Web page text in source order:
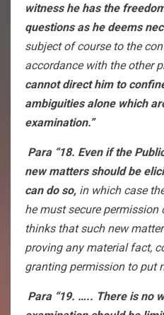
witness he has the
questions as he deems
subject of course to the
accordance with the other
cannot direct him to
ambiguities alone which
examination.”
Para “18. Even if the
new matters should be
can do so, in which case
he must secure permission
thinks that such new
proving any material fact,
granting permission to put
Para “19. ….. There is no